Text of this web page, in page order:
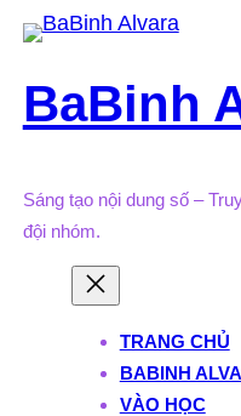
Skip
content
BaBinh
Sáng tạo nội dung số –
đội nhóm.
TRANG CHỦ
BABINH
VÀO HỌC